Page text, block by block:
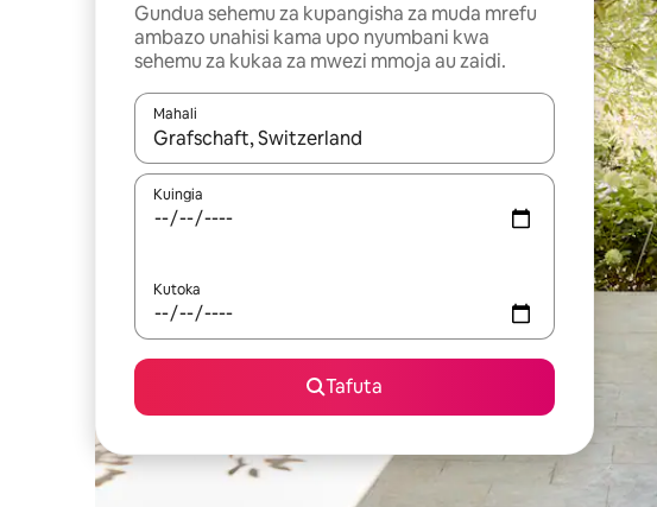
Gundua sehemu za kupangisha za muda mrefu
ambazo unahisi kama upo nyumbani kwa
sehemu za kukaa za mwezi mmoja au zaidi.
Mahali
Wakati matokeo yanapatikana, vinjari kwa kutumia vitufe vya
Kuingia
Kutoka
Tafuta